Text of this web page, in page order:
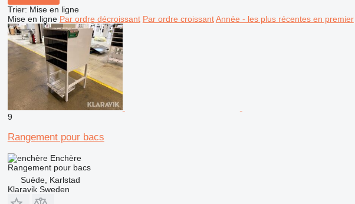
Trier: Mise en ligne
Mise en ligne Par ordre décroissant Par ordre croissant Année - les plus récentes en premier
9
Rangement pour bacs
Enchère
Rangement pour bacs
Suède, Karlstad
Klaravik Sweden